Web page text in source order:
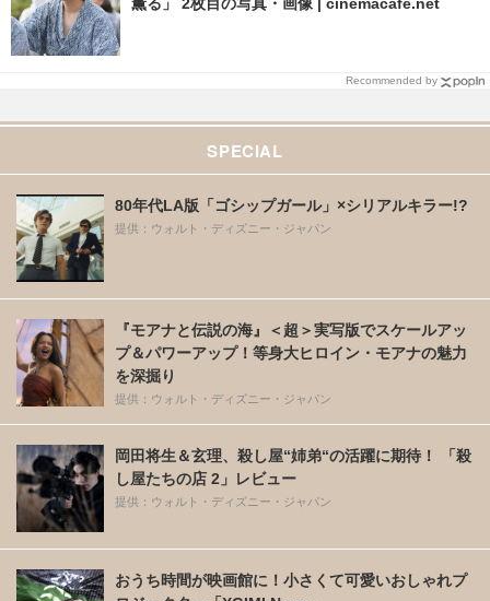
Recommended by
SPECIAL
80年代LA版「ゴシップガール」×シリアルキラー!?
提供：ウォルト・ディズニー・ジャパン
『モアナと伝説の海』＜超＞実写版でスケールアッ
プ＆パワーアップ！等身大ヒロイン・モアナの魅力
を深掘り
提供：ウォルト・ディズニー・ジャパン
岡田将生＆玄理、殺し屋“姉弟“の活躍に期待！ 「殺
し屋たちの店 2」レビュー
提供：ウォルト・ディズニー・ジャパン
おうち時間が映画館に！小さくて可愛いおしゃれプ